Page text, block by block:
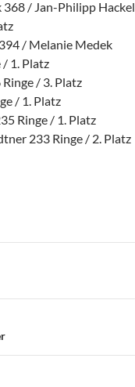
368 / Jan-Philipp Hackel
/ Melanie Medek
1. Platz
/ 3. Platz
/ 1. Platz
Ringe / 1. Platz
233 Ringe / 2. Platz